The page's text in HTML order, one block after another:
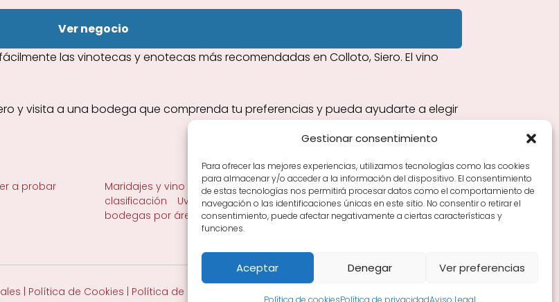
Gestionar consentimiento
Para ofrecer las mejores experiencias, utilizamos tecnologías como las cookies
para almacenar y/o acceder a la información del dispositivo. El consentimiento
de estas tecnologías nos permitirá procesar datos como el comportamiento de
navegación o las identificaciones únicas en este sitio. No consentir o retirar el
consentimiento, puede afectar negativamente a ciertas características y
funciones.
Aceptar Denegar Ver preferencias
Política de cookiesPolítica de privacidadAviso Legal
Ver negocio
las vinotecas y enotecas más recomendadas en Colloto, Siero. El vino
y visita a una bodega que comprenda tu preferencias y pueda ayudarte a elegir
a probar
Maridajes y vino en la mesa Tiendas de vino por ciudades
Tipos de Rioja y
clasificación
Uvas y viñedo en Rioja Vino Rioja para empezar
Zonas de Rioja y
bodegas por área
| Política de Cookies | Política de Privacidad